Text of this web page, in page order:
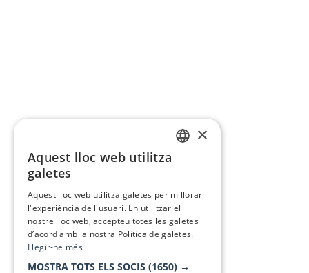
×
Aquest lloc web utilitza
galetes
Aquest lloc web utilitza galetes per millorar
l'experiència de l'usuari. En utilitzar el
nostre lloc web, accepteu totes les galetes
d’acord amb la nostra Política de galetes.
Llegir-ne més
MOSTRA TOTS ELS SOCIS (1650) →